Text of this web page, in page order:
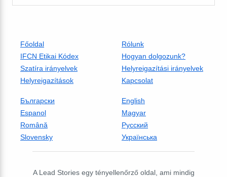
Főoldal
Rólunk
IFCN Etikai Kódex
Hogyan dolgozunk?
Szatíra irányelvek
Helyreigazítási irányelvek
Helyreigazítások
Kapcsolat
Български
English
Espanol
Magyar
Română
Русский
Slovensky
Українська
A Lead Stories egy tényellenőrző oldal, ami mindig